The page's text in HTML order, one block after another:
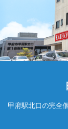
甲府駅北口の完全